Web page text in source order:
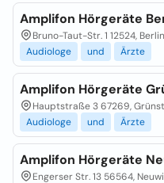
Amplifon Hörgeräte
Bruno-Taut-Str. 1 12524, Berlin
Audiologe
und Ärzte
Amplifon Hörgeräte
Hauptstraße 3 67269,
Audiologe
und Ärzte
Amplifon Hörgeräte
Engerser Str. 13 56564,